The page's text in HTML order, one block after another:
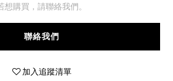
想購買，請聯絡我們。
聯絡我們
加入追蹤清單